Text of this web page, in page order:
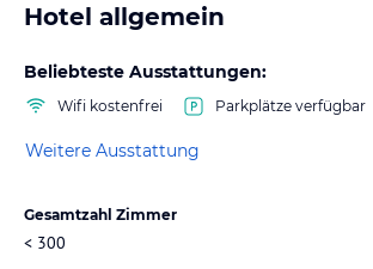
Hotel allgemein
Beliebteste Ausstattungen:
Wifi kostenfrei Parkplätze verfügbar
Weitere Ausstattung
Gesamtzahl Zimmer
< 300